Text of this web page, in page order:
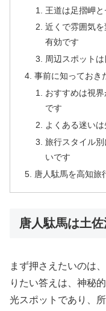
王道は足摺岬
近くで雰囲気
有効です
周辺スポット
事前に知っておき
おすすめは視
です
よくある迷い
旅行スタイル
いです
唐人駄馬を高知旅
唐人駄馬は土
まず押さえたいのは
りたい答えは、神秘
光スポットであり、